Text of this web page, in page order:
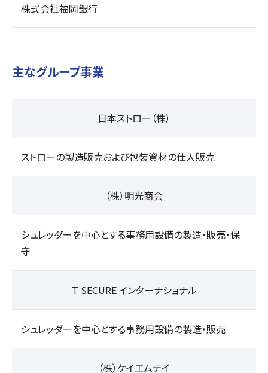
株式会社福岡銀行
主なグループ事業
日本ストロー（株）
ストローの製造販売および包装資材の仕入販売
（株）明光商会
シュレッダーを中心とする事務用設備の製造・販売・保
守
T SECURE インターナショナル
シュレッダーを中心とする事務用設備の製造・販売
（株）ケイエムテイ